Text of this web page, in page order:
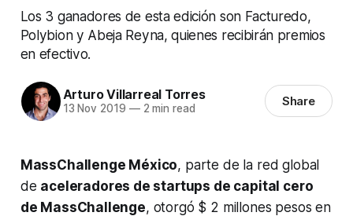
Los 3 ganadores de esta edición son Facturedo,
Polybion y Abeja Reyna, quienes recibirán premios
en efectivo.
Arturo Villarreal Torres
13 Nov 2019 —2 min read Share
MassChallenge México, parte de la red global
de aceleradores de startups de capital cero
de MassChallenge, otorgó $ 2 millones pesos en